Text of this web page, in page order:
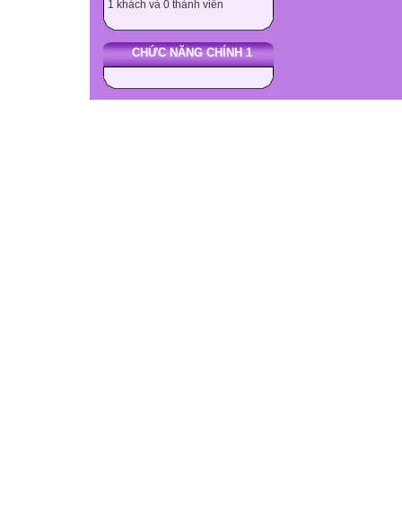
1 khách và 0 thành viên
CHỨC NĂNG CHÍNH 1